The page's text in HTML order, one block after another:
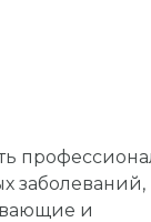
заболеваний,
и